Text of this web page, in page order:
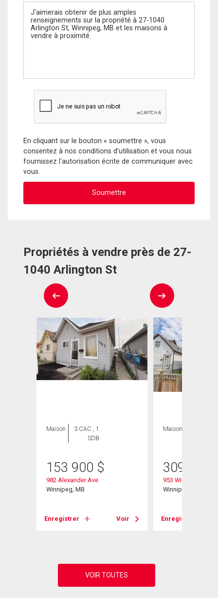
Message
En cliquant sur le bouton « soumettre », vous
consentez à nos conditions d'utilisation et vous nous
fournissez l'autorisation écrite de communiquer avec
vous.
Propriétés à vendre près de 27-
1040 Arlington St
Maison
3 CAC , 1
SDB
153 900 $
982 Alexander Ave
Winnipeg, MB
Enregistrer Voir
Maison
309 000
953 William Ave
Winnipeg, MB
Enregistrer